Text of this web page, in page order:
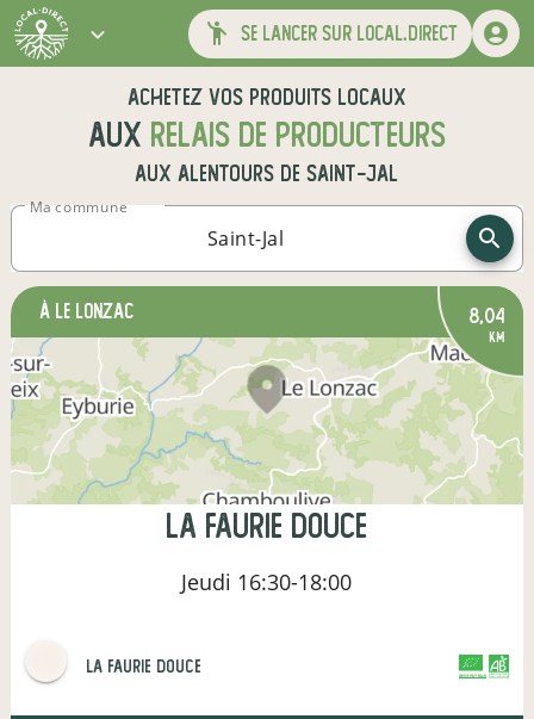
se lancer sur local.direct
Achetez vos produits locaux
aux relais de producteurs
aux alentours deSaint-Jal
Ma commune
à Le Lonzac 8,04
km
La Faurie Douce
Jeudi 16:30-18:00
La Faurie Douce CERTIFIÉ PAR FR-BIO-01
AGRICULTURE FRANCE